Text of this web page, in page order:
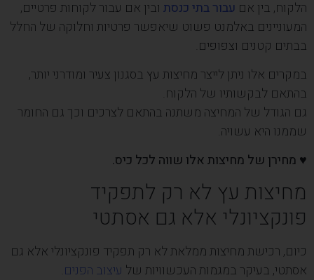
הלקוח, בין אם עבור בתי כנסת ובין אם עבור לקוחות פרטיים,
המעוניינים באלמנט פשוט שיאפשר פרטיות וחלוקה של החלל
בבתים קטנים וצפופים.
במקרים אלו ניתן לייצר מחיצות עץ בסגנון צעיר ומודרני יותר,
בהתאם לבקשותיו של הלקוח.
גם הגודל של המחיצה משתנה בהתאם לצרכים וכך גם החומר
שממנו היא עשויה.
♥ מחירן של מחיצות אלו שווה לכל כיס.
מחיצות עץ לא רק לתפקיד
פונקציונלי אלא גם אסתטי
כיום, רכישת מחיצות ממלאת לא רק תפקיד פונקציונלי אלא גם
אסתטי, בעיקר במגמות העכשוויות של עיצוב הפנים